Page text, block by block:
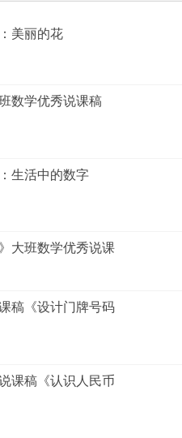
美丽的花
数学优秀说课稿
生活中的数字
大班数学优秀说课
稿《设计门牌号码
课稿《认识人民币